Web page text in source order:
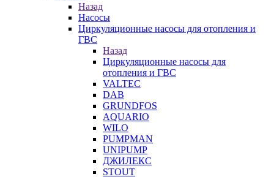
Назад
Насосы
Циркуляционные насосы для отопления и
ГВС
Назад
Циркуляционные насосы для
отопления и ГВС
VALTEC
DAB
GRUNDFOS
AQUARIO
WILO
PUMPMAN
UNIPUMP
ДЖИЛЕКС
STOUT